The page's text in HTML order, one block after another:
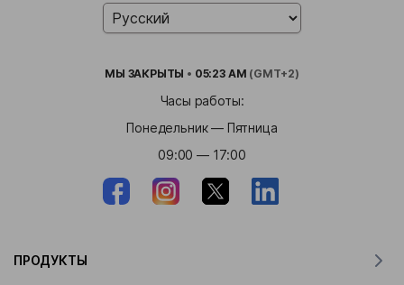
МЫ ЗАКРЫТЫ • 05:23 AM (GMT+2)
Часы работы:
Понедельник — Пятница
09:00 — 17:00
ПРОДУКТЫ